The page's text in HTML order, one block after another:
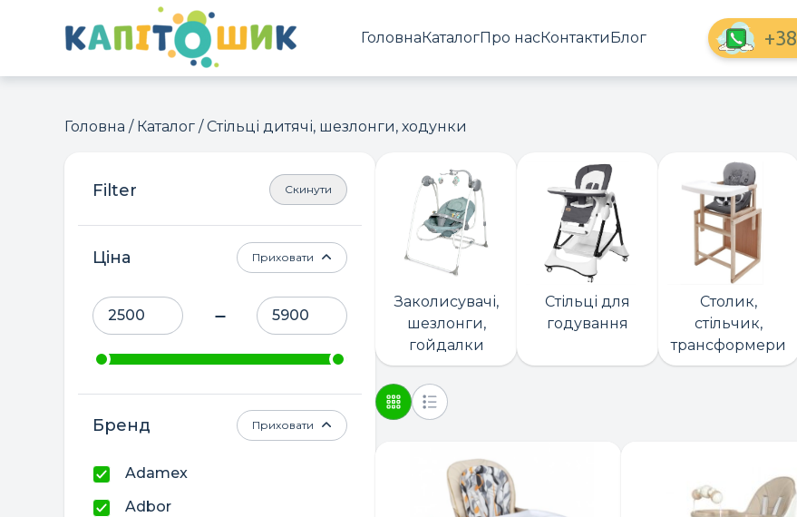
ГоловнаКаталогПро насКонтактиБлог +38
Головна / Каталог / Стільці дитячі, шезлонги, ходунки
Скинути
Ціна Приховати
Бренд
Adamex
Adbor
Приховати
Заколисувачі,
шезлонги,
гойдалки
Стільці для
годування
Столик,
стільчик,
трансформери